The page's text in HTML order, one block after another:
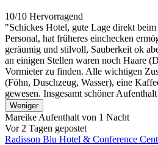
10/10 Hervorragend
"Schickes Hotel, gute Lage direkt
Personal, hat früheres einchecken
geräumig und stilvoll, Sauberkeit ok
an einigen Stellen waren noch Haare
Vormieter zu finden. Alle wichtigen
(Föhn, Duschzeug, Wasser), eine
gewesen. Insgesamt schöner
Weniger
Mareike Aufenthalt von 1 Nacht
Vor 2 Tagen gepostet
Radisson Blu Hotel & Conference